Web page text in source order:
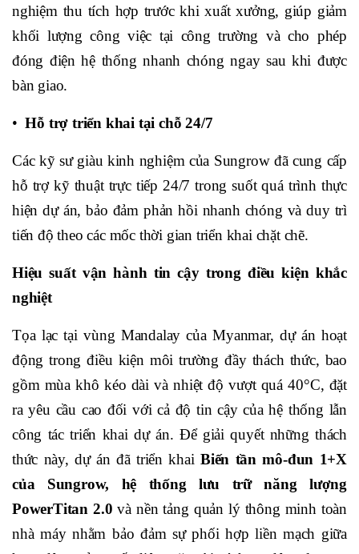
nghiệm thu tích hợp trước khi xuất xưởng, giúp giảm
khối lượng công việc tại công trường và cho phép
đóng điện hệ thống nhanh chóng ngay sau khi được
bàn giao.
•Hỗ trợ triển khai tại chỗ 24/7
Các kỹ sư giàu kinh nghiệm của Sungrow đã cung cấp
hỗ trợ kỹ thuật trực tiếp 24/7 trong suốt quá trình thực
hiện dự án, bảo đảm phản hồi nhanh chóng và duy trì
tiến độ theo các mốc thời gian triển khai chặt chẽ.
Hiệu suất vận hành tin cậy trong điều kiện khắc
nghiệt
Tọa lạc tại vùng Mandalay của Myanmar, dự án hoạt
động trong điều kiện môi trường đầy thách thức, bao
gồm mùa khô kéo dài và nhiệt độ vượt quá 40°C, đặt
ra yêu cầu cao đối với cả độ tin cậy của hệ thống lẫn
công tác triển khai dự án. Để giải quyết những thách
thức này, dự án đã triển khaiBiến tần mô-đun 1+X
của Sungrow, hệ thống lưu trữ năng lượng
PowerTitan 2.0 và nền tảng quản lý thông minh toàn
nhà máy nhằm bảo đảm sự phối hợp liền mạch giữa